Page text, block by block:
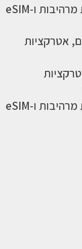
גטבורג: נופש מושלם, אטרקציות מרהיבות ו-eSIM
אטרקציות
אוטילה: נופש מושלם, אטרקציות מרהיבות ו-eSIM